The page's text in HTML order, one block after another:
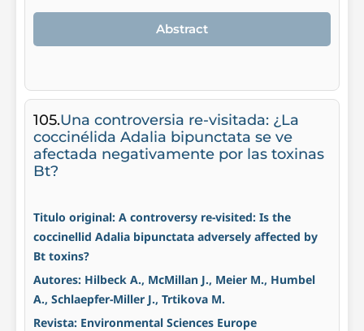
Abstract
105.Una controversia re-visitada: ¿La
coccinélida Adalia bipunctata se ve
afectada negativamente por las toxinas
Bt?
Titulo original: A controversy re-visited: Is the
coccinellid Adalia bipunctata adversely affected by
Bt toxins?
Autores: Hilbeck A., McMillan J., Meier M., Humbel
A., Schlaepfer-Miller J., Trtikova M.
Revista: Environmental Sciences Europe